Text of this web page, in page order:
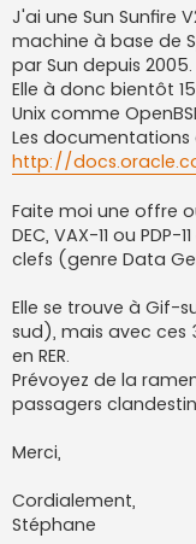
g
e
n
o
n
l
u
J'ai une Sun Sunfire
machine à base de
par Sun depuis 2005.
Elle à donc bientôt
Unix comme
Les documentations
http://
Faite moi une offre
DEC, VAX-11 ou
clefs (genre Data
Elle se trouve à Gif-
sud), mais avec ces
en RER.
Prévoyez de la
passagers
Merci,
Cordialement,
Stéphane